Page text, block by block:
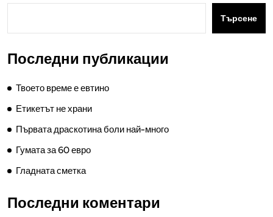
Търсене
Последни публикации
Твоето време е евтино
Етикетът не храни
Първата драскотина боли най-много
Гумата за 60 евро
Гладната сметка
Последни коментари